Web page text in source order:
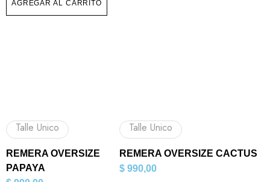
AGREGAR AL CARRITO
Talle Unico
REMERA OVERSIZE
PAPAYA
Talle Unico
REMERA OVERSIZE CACTUS
$ 990,00